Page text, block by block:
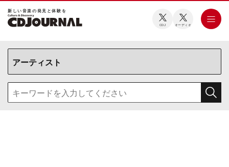
新しい⾳楽の発⾒と体験を
CDJ オーディオ